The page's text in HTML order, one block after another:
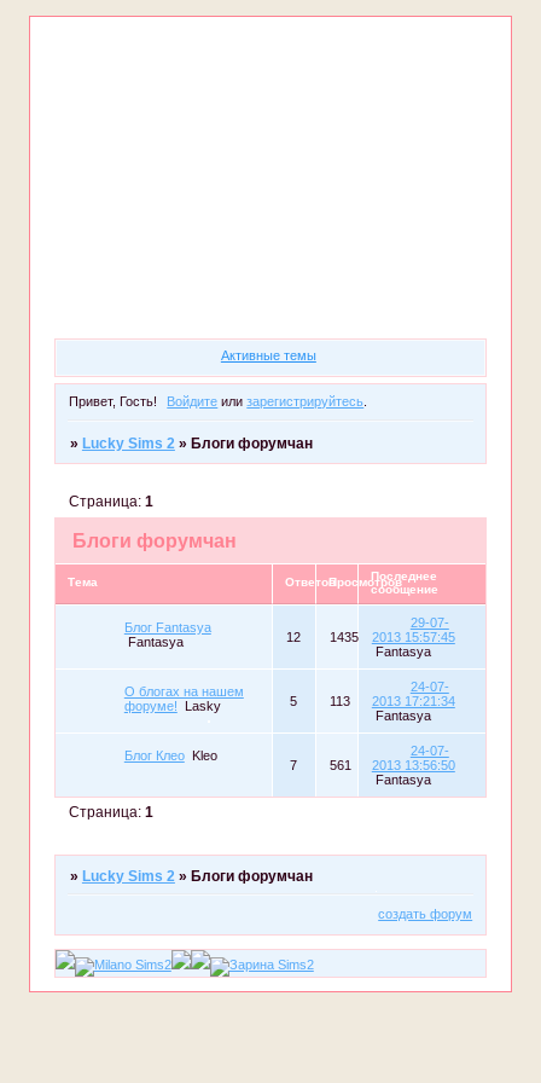
Активные темы
Привет, Гость! Войдите илизарегистрируйтесь.
» Lucky Sims 2 » Блоги форумчан
Блоги форумчан
Страница: 1
Тема ОтветовПросмотровПоследнее
сообщение
Блог Fantasya
Fantasya
12 1435
29-07-
2013 15:57:45
Fantasya
О блогах на нашем
форуме!
Lasky 5 113
24-07-
2013 17:21:34
Fantasya
Блог Клео Kleo
7 561
24-07-
2013 13:56:50
Fantasya
Страница: 1
» Lucky Sims 2 » Блоги форумчан
создать форум